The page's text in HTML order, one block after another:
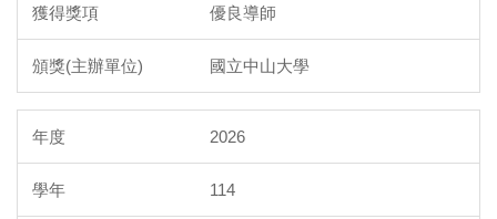
優良導師
國立中山大學
2026
114